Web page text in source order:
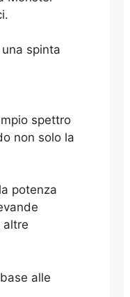
spinta
spettro
non solo la
potenza
altre
alle